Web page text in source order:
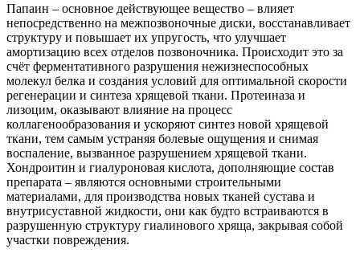
Папаин – основное действующее вещество – влияет
непосредственно на межпозвоночные диски, восстанавливает
структуру и повышает их упругость, что улучшает
амортизацию всех отделов позвоночника. Происходит это за
счёт ферментативного разрушения нежизнеспособных
молекул белка и создания условий для оптимальной скорости
регенерации и синтеза хрящевой ткани. Протеиназа и
лизоцим, оказывают влияние на процесс
коллагенообразования и ускоряют синтез новой хрящевой
ткани, тем самым устраняя болевые ощущения и снимая
воспаление, вызванное разрушением хрящевой ткани.
Хондроитин и гиалуроновая кислота, дополняющие состав
препарата – являются основными строительными
материалами, для производства новых тканей сустава и
внутрисуставной жидкости, они как будто встраиваются в
разрушенную структуру гиалинового хряща, закрывая собой
участки повреждения.